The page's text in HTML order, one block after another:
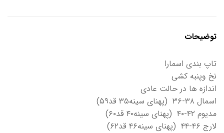
توضیحات
تاپ بندی اسمارا
نخ و‌پنبه کشی
اندازه ها در حالت عادی
اسمال ۳۸-۳۶ (پهنای سینه۳۵ قد۵۹)
مدیوم ۴۲-۴۰ (پهنای سینه۴۰ قد۶۰)
لارج ۴۶-۴۴ (پهنای سینه۴۶ قد۶۲)